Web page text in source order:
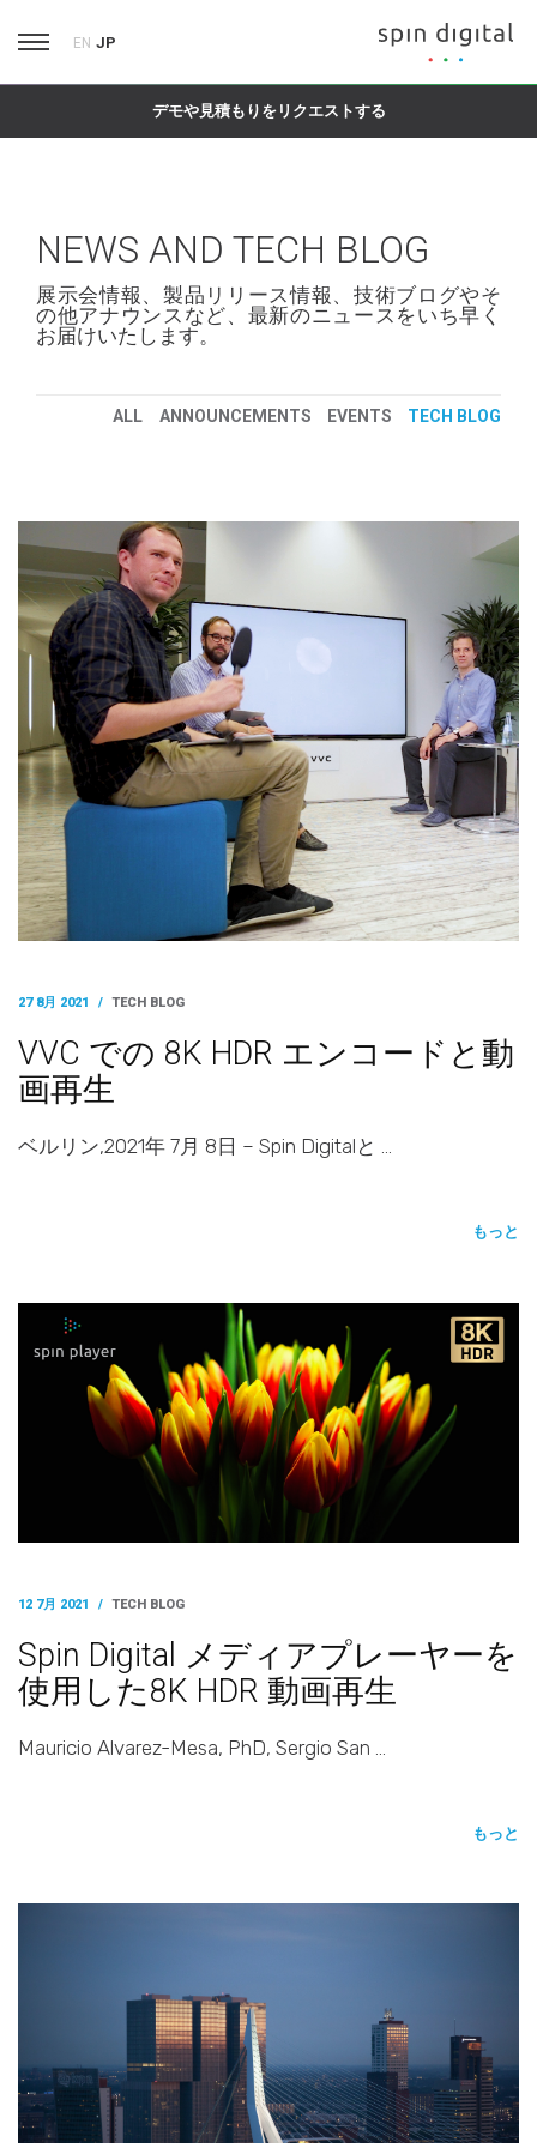
EN JP
デモや見積もりをリクエストする
NEWS AND TECH BLOG
展示会情報、製品リリース情報、技術ブログやそ
の他アナウンスなど、最新のニュースをいち早く
お届けいたします。
ALL ANNOUNCEMENTS EVENTS TECH BLOG
27 8月 2021 / TECH BLOG
VVC での 8K HDR エンコードと動
画再生
ベルリン,2021年 7月 8日 – Spin Digitalと …
もっと
12 7月 2021 / TECH BLOG
Spin Digital メディアプレーヤーを
使用した8K HDR 動画再生
Mauricio Alvarez-Mesa, PhD, Sergio San …
もっと